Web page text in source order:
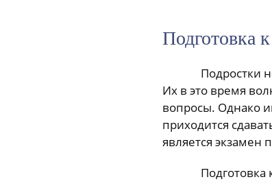
Подготовка
Подростки
Их в это время
вопросы. Однако
приходится
является экзамен
Подготовка